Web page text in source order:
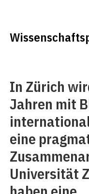
In Zürich
Jahren mit
eine
Universität